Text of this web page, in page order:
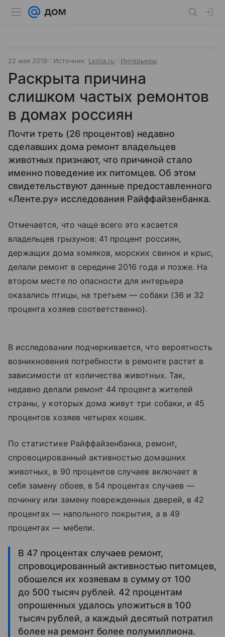
22 мая 2019 Источник: Lenta.ru Интерьеры
Раскрыта причина
слишком частых ремонтов
в домах россиян
Почти треть (26 процентов) недавно
сделавших дома ремонт владельцев
животных признают, что причиной стало
именно поведение их питомцев. Об этом
свидетельствуют данные предоставленного
«Ленте.ру» исследования Райффайзенбанка.
Отмечается, что чаще всего это касается
владельцев грызунов: 41 процент россиян,
держащих дома хомяков, морских свинок и крыс,
делали ремонт в середине 2016 года и позже. На
втором месте по опасности для интерьера
оказались птицы, на третьем — собаки (36 и 32
процента хозяев соответственно).
В исследовании подчеркивается, что вероятность
возникновения потребности в ремонте растет в
зависимости от количества животных. Так,
недавно делали ремонт 44 процента жителей
страны, у которых дома живут три собаки, и 45
процентов хозяев четырех кошек.
По статистике Райффайзенбанка, ремонт,
спровоцированный активностью домашних
животных, в 90 процентов случаев включает в
себя замену обоев, в 54 процентах случаев —
починку или замену поврежденных дверей, в 42
процентах — напольного покрытия, а в 49
процентах — мебели.
В 47 процентах случаев ремонт,
спровоцированный активностью питомцев,
обошелся их хозяевам в сумму от 100
до 500 тысяч рублей. 42 процентам
опрошенных удалось уложиться в 100
тысяч рублей, а каждый десятый потратил
более на ремонт более полумиллиона.